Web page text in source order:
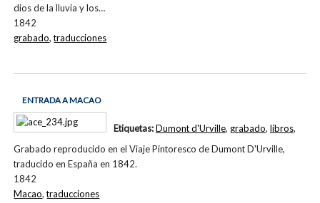
dios de la lluvia y los…
1842
grabado,traducciones
ENTRADA A MACAO
Grabado reproducido en el Viaje Pintoresco de Dumont D'Urville,
traducido en España en 1842.
1842
Etiquetas:Dumont d'Urville, grabado, libros,
Macao,traducciones